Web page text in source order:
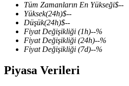
COIN-M Vadeli İşlemleri
Kripto Para Vadeli İşlemleri
Tüm Zamanların En Yükseği$--
Yüksek(24h)$--
Düşük(24h)$--
Fiyat Değişikliği (1h)--%
Fiyat Değişikliği (24h)--%
Fiyat Değişikliği (7d)--%
Piyasa Verileri